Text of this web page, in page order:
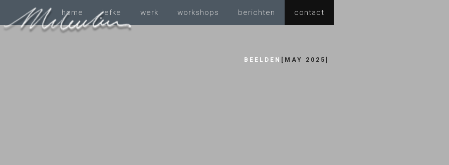
home Iefke werk workshops berichten contact
BEELDEN MAY 2025 ]